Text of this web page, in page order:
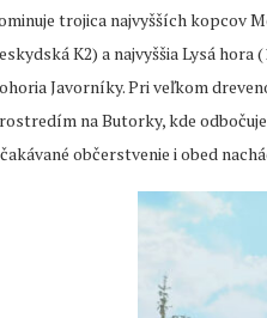
trojica najvyšších kopcov
K2) a najvyššia Lysá
Javorníky. Pri veľkom
na Butorky, kde
občerstvenie i obed